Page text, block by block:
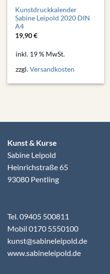
Kunstdruckkalender
Sabine Leipold 2020 DIN
A4
19,90€
inkl. 19 % MwSt.
zzgl.Versandkosten
Kunst & Kurse
Sabine Leipold
Heinrichstraße 65
93080 Pentling
Tel. 09405 500811
Mobil 0170 5550100
kunst@sabineleipold.de
www.sabineleipold.de